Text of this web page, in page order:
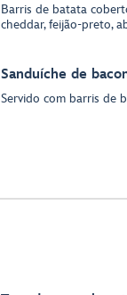
Barris de batata
cheddar, feijão-preto,
Sanduíche de
Servido com barris de